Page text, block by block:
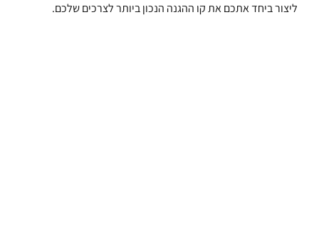
ליצור ביחד אתכם את קו ההגנה הנכון ביותר לצרכים שלכם.